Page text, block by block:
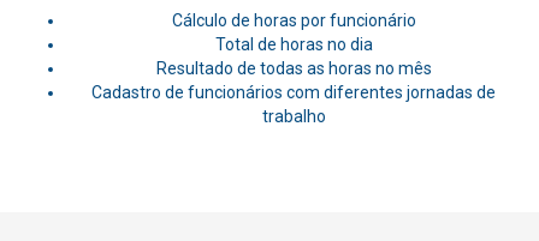
Cálculo de horas por funcionário
Total de horas no dia
Resultado de todas as horas no mês
Cadastro de funcionários com diferentes jornadas de
trabalho